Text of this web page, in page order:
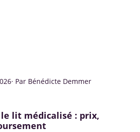
· Par Bénédicte Demmer
lit médicalisé : prix,